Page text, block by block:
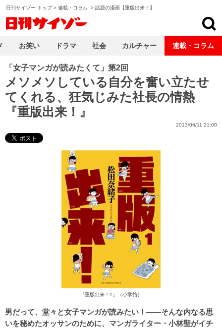
日刊サイゾー トップ> 連載・コラム > 話題の漫画【重版出来！】
「女子マンガが読みたくて」第2回
メソメソしている自分を奮い立たせ
てくれる、狂気じみた社長の情熱
『重版出来！』
2013/06/11 21:00
『重版出来！1』（小学館）
男だって、堂々と女子マンガが読みたい！――そんな内なる思
いを秘めたオッサンのために、マンガライター・小林聖がイチ
お笑い ドラマ 社会 カルチャー 連載・コラム